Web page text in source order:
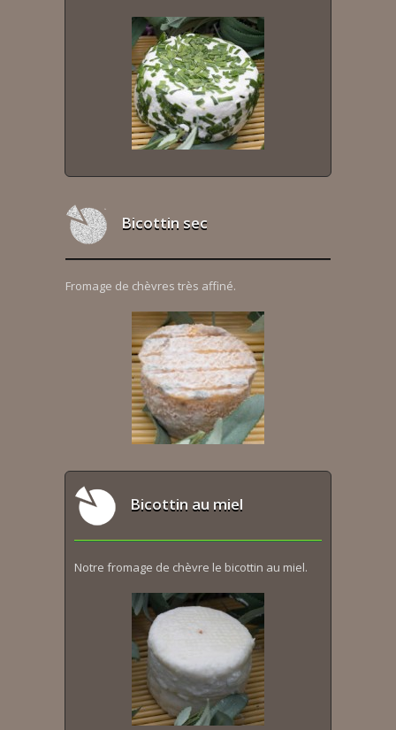
Bicottin sec
Fromage de chèvres très affiné.
Bicottin au miel
Notre fromage de chèvre le bicottin au miel.